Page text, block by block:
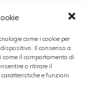
come i cookie per
Il consenso a
come il comportamento di
o ritirare il
e funzioni.
ci
a cui
latte.